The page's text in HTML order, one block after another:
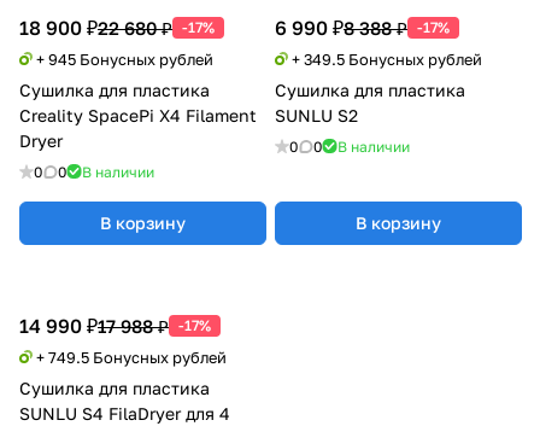
18 900 ₽22 680 ₽ -17%
+ 945 Бонусных рублей
Сушилка для пластика
Creality SpacePi X4 Filament
Dryer
0 0 В наличии
В корзину
6 990 ₽8 388 ₽ -17%
+ 349.5 Бонусных рублей
Сушилка для пластика
SUNLU S2
0 0 В наличии
В корзину
14 990 ₽17 988 ₽ -17%
+ 749.5 Бонусных рублей
Сушилка для пластика
SUNLU S4 FilaDryer для 4